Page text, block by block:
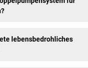
lebensbedrohliches